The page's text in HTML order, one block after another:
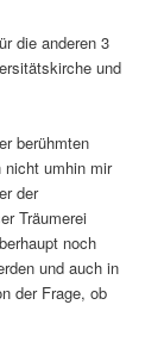
die anderen 3
und
berühmten
nicht umhin mir
der
Träumerei
noch
und auch in
der Frage, ob